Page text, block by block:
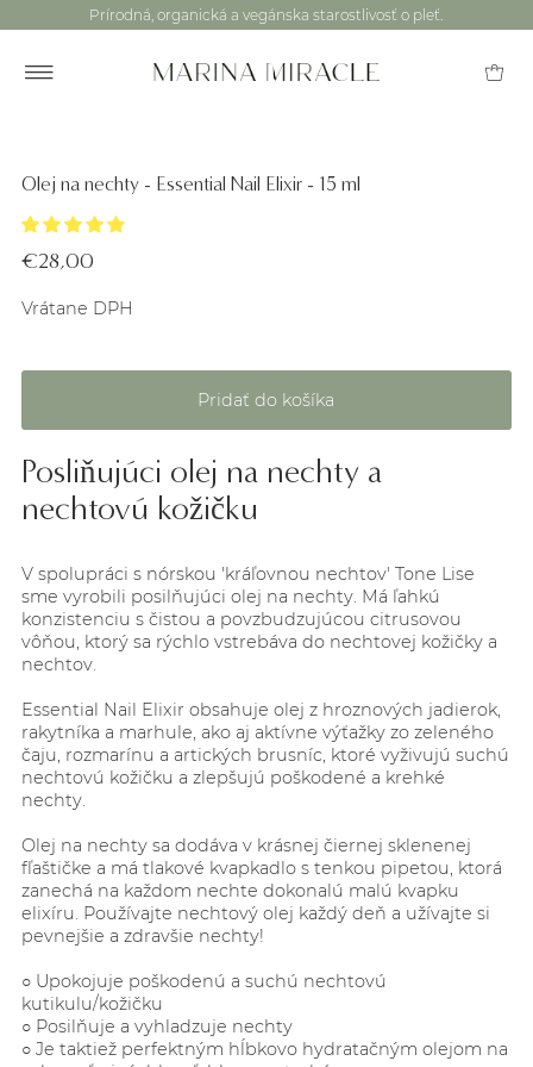
Prírodná, organická a vegánska starostlivosť o pleť.
Olej na nechty - Essential Nail Elixir - 15 ml
€28,00
Vrátane DPH
Posliňujúci olej na nechty a
nechtovú kožičku
V spolupráci s nórskou 'kráľovnou nechtov' Tone Lise
sme vyrobili posilňujúci olej na nechty. Má ľahkú
konzistenciu s čistou a povzbudzujúcou citrusovou
vôňou, ktorý sa rýchlo vstrebáva do nechtovej kožičky a
nechtov.
Essential Nail Elixir obsahuje olej z hroznových jadierok,
rakytníka a marhule, ako aj aktívne výťažky zo zeleného
čaju, rozmarínu a artických brusníc, ktoré vyživujú suchú
nechtovú kožičku a zlepšujú poškodené a krehké
nechty.
Olej na nechty sa dodáva v krásnej čiernej sklenenej
fľaštičke a má tlakové kvapkadlo s tenkou pipetou, ktorá
zanechá na každom nechte dokonalú malú kvapku
elixíru. Používajte nechtový olej každý deň a užívajte si
pevnejšie a zdravšie nechty!
○ Upokojuje poškodenú a suchú nechtovú
kutikulu/kožičku
○ Posilňuje a vyhladzuje nechty
○ Je taktiež perfektným hĺbkovo hydratačným olejom na